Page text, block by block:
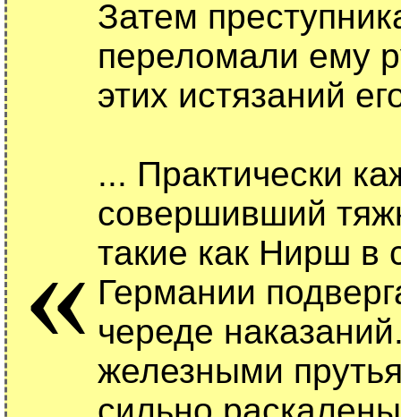
«
Затем
переломали ему
этих истязаний
... Практически
совершивший
такие как Нирш в
Германии
череде
железными